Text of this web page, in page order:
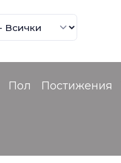
Пол Постижения